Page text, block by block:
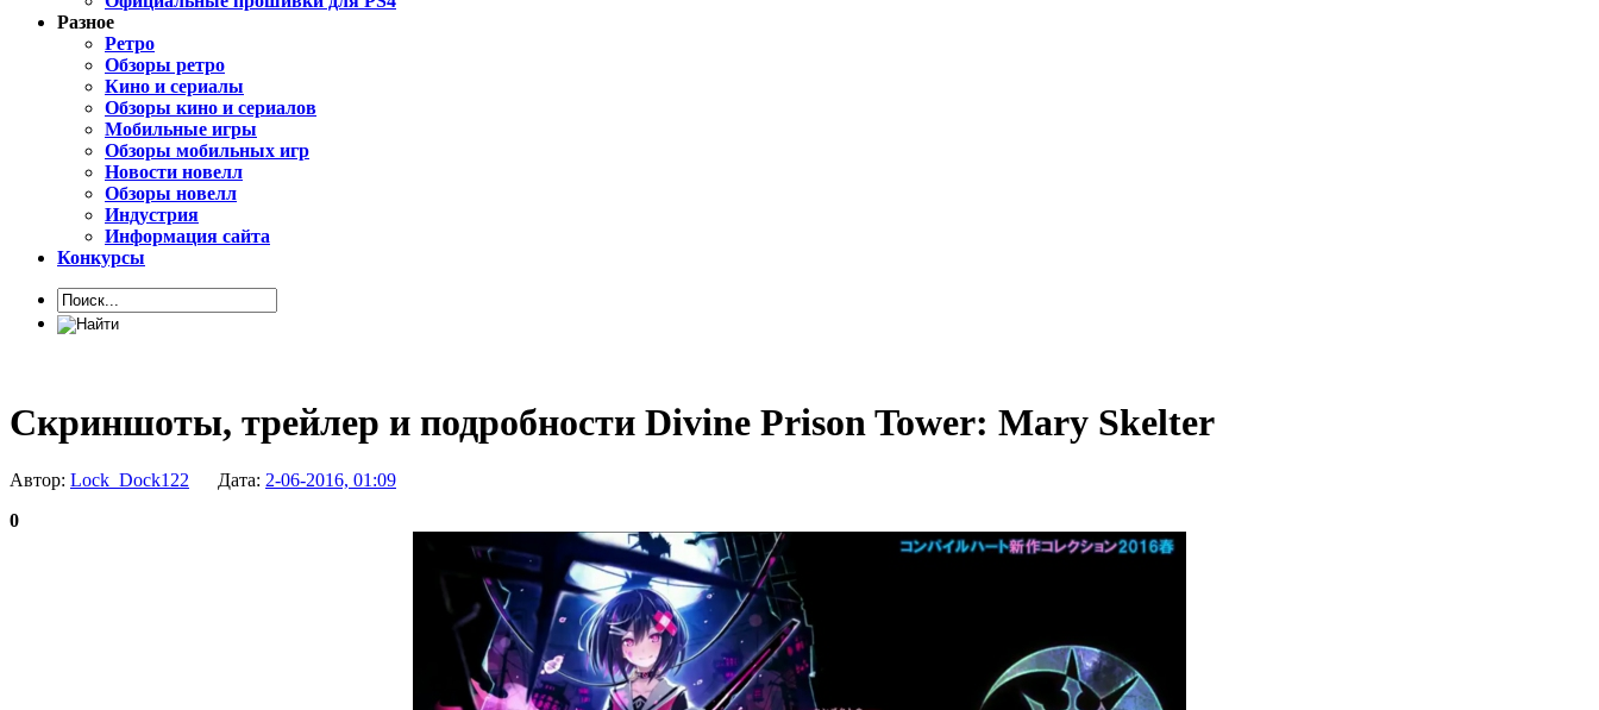
Разное
Ретро
Обзоры ретро
Кино и сериалы
Обзоры кино и сериалов
Мобильные игры
Обзоры мобильных игр
Новости новелл
Обзоры новелл
Индустрия
Информация сайта
Конкурсы
Скриншоты, трейлер и подробности Divine Prison Tower: Mary Skelter
Автор: Lock_Dock122 Дата: 2-06-2016, 01:09
0